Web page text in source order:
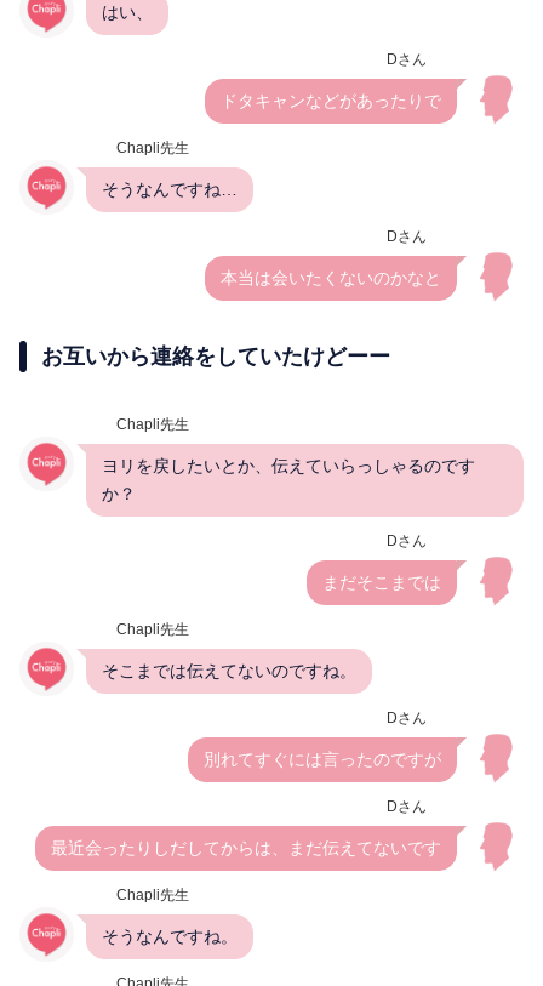
はい、
Dさん
ドタキャンなどがあったりで
Chapli先生
そうなんですね…
Dさん
本当は会いたくないのかなと
お互いから連絡をしていたけどーー
Chapli先生
ヨリを戻したいとか、伝えていらっしゃるのです
か？
Dさん
まだそこまでは
Chapli先生
そこまでは伝えてないのですね。
Dさん
別れてすぐには言ったのですが
Dさん
最近会ったりしだしてからは、まだ伝えてないです
Chapli先生
そうなんですね。